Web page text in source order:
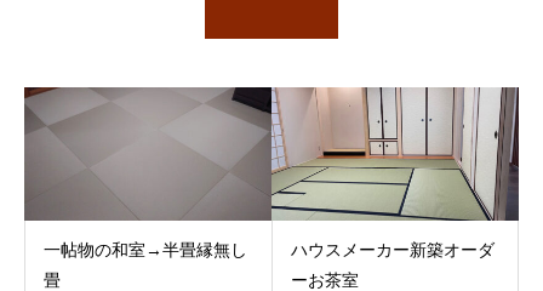
一帖物の和室→半畳縁無し
畳
ハウスメーカー新築オーダ
ーお茶室